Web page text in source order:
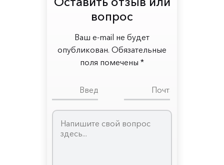
вопрос
Ваш e-mail не будет
опубликован. Обязательные
поля помечены *